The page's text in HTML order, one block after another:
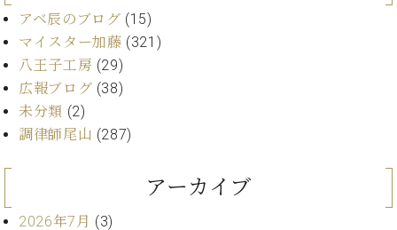
ョ
ナ
ル
ホ
フ
ラ
八
王
子
・
技
術
営
ー
アベ辰のブログ (15)
マイスター加藤 (321)
八王子工房 (29)
広報ブログ (38)
未分類 (2)
調律師尾山 (287)
アーカイブ
2026年7月 (3)